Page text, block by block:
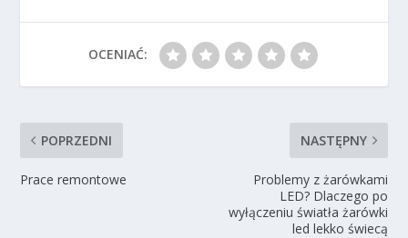
OCENIAĆ:
POPRZEDNI
Prace remontowe
NASTĘPNY
Problemy z żarówkami
LED? Dlaczego po
wyłączeniu światła żarówki
led lekko świecą